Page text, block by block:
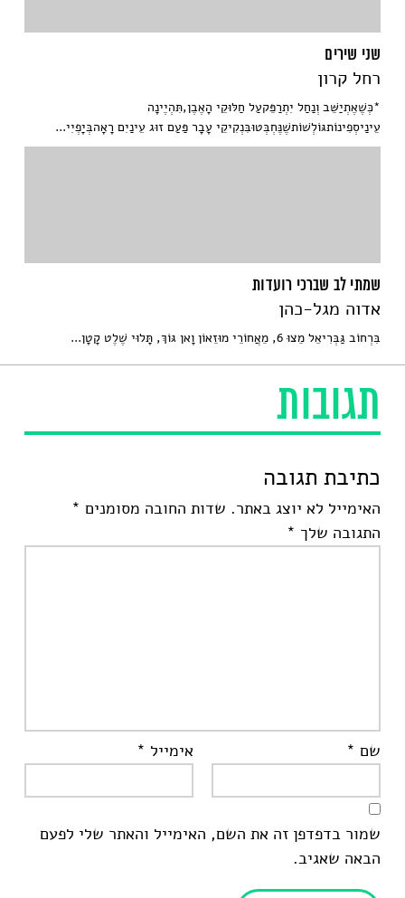
תגובות
כתיבת תגובה
האימייל לא יוצג באתר. שדות החובה מסומנים *
התגובה שלך *
שם * אימייל *
שמור בדפדפן זה את השם, האימייל והאתר שלי לפעם
הבאה שאגיב.
שני שירים
רחל קרון
*כְּשֶׁאֶתְיַשֵּׁב וְנַחַל יִתְרַפֵּקעַל חַלּוּקֵי הָאֶבֶן,תִּהְיֶינָה
עֵינַיסְפִינוֹתגּוֹלְשׁוֹתשֶׁנֶּחְבְּטוּבִּנְקִיקֵי עָבָר פַּעַם זוּג עֵינַיִם רָאָהבְּיָפְיִי...
שמתי לב שברכי רועדות
אדוה מגל-כהן
בִּרְחוֹב גַּבְּרִיאֵל מֵצוּ 6, מֵאֲחוֹרֵי מוּזֵאוֹן וָאן גּוֹךְ, תָּלוּי שֶׁלֶט קָטָן...